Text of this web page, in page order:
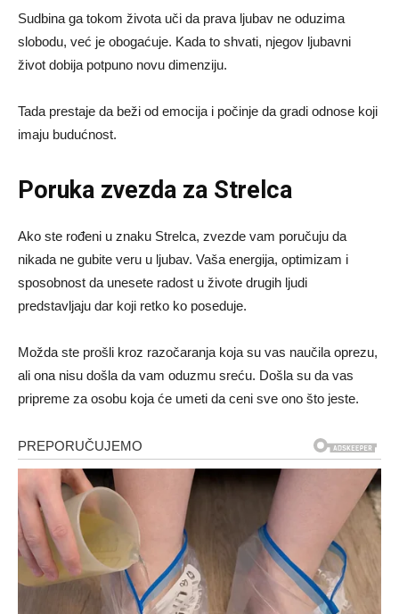
Sudbina ga tokom života uči da prava ljubav ne oduzima
slobodu, već je obogaćuje. Kada to shvati, njegov ljubavni
život dobija potpuno novu dimenziju.
Tada prestaje da beži od emocija i počinje da gradi odnose koji
imaju budućnost.
Poruka zvezda za Strelca
Ako ste rođeni u znaku Strelca, zvezde vam poručuju da
nikada ne gubite veru u ljubav. Vaša energija, optimizam i
sposobnost da unesete radost u živote drugih ljudi
predstavljaju dar koji retko ko poseduje.
Možda ste prošli kroz razočaranja koja su vas naučila oprezu,
ali ona nisu došla da vam oduzmu sreću. Došla su da vas
pripreme za osobu koja će umeti da ceni sve ono što jeste.